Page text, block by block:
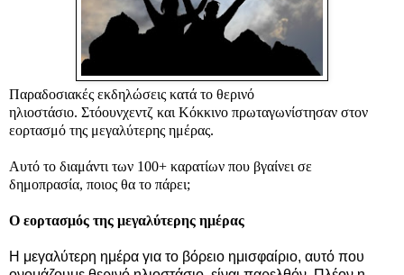
Παραδοσιακές εκδηλώσεις κατά το θερινό
ηλιοστάσιο. Στόουνχεντζ και Κόκκινο πρωταγωνίστησαν στον
εορτασμό της μεγαλύτερης ημέρας.
Αυτό το διαμάντι των 100+ καρατίων που βγαίνει σε
δημοπρασία, ποιος θα το πάρει;
Ο εορτασμός της μεγαλύτερης ημέρας
Η μεγαλύτερη ημέρα για το βόρειο ημισφαίριο, αυτό που